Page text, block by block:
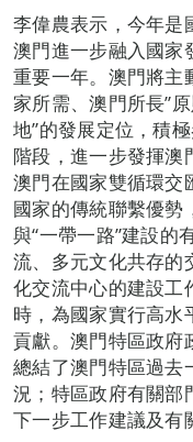
李偉農表示，今年是
澳門進一步融入國家
重要一年。澳門將主
家所需、澳門所長”
地”的發展定位，積
階段，進一步發揮澳
澳門在國家雙循環交
國家的傳統聯繫優勢
與“一帶一路”建設的
流、多元文化共存的
化交流中心的建設工
時，為國家實行高水
貢獻。澳門特區政府
總結了澳門特區過去
況；特區政府有關部
下一步工作建議及有